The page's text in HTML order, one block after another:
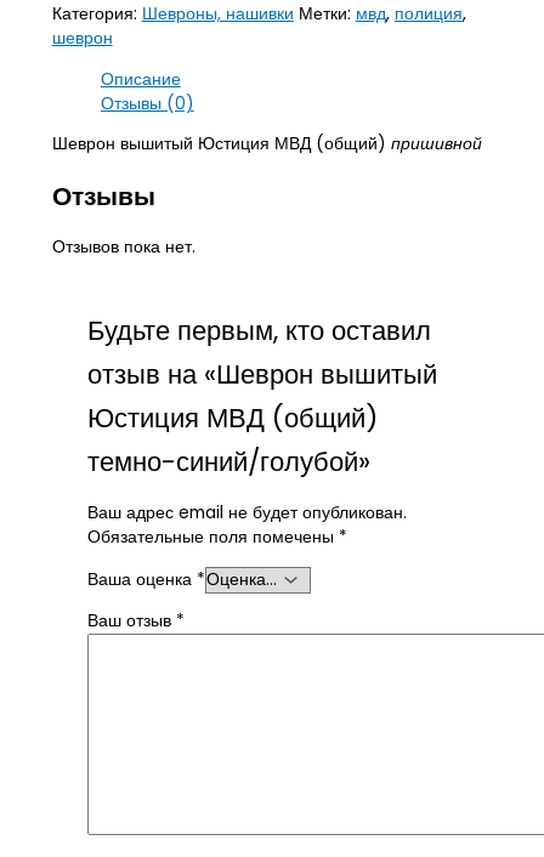
Категория: Шевроны, нашивки Метки: мвд, полиция,
шеврон
Описание
Отзывы (0)
Шеврон вышитый Юстиция МВД (общий) пришивной
Отзывы
Отзывов пока нет.
Будьте первым, кто оставил
отзыв на «Шеврон вышитый
Юстиция МВД (общий)
темно-синий/голубой»
Ваш адрес email не будет опубликован.
Обязательные поля помечены *
Ваша оценка *
Ваш отзыв *